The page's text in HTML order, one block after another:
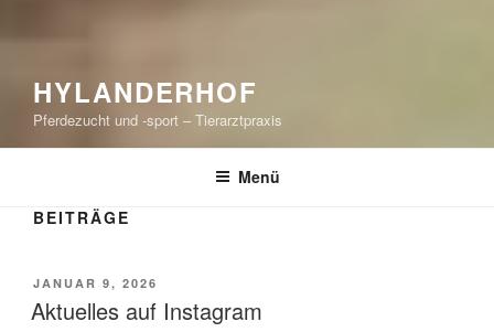
HYLANDERHOF
Pferdezucht und -sport – Tierarztpraxis
Menü
BEITRÄGE
VERÖFFENTLICHT
AM
JANUAR 9, 2026
Aktuelles auf Instagram